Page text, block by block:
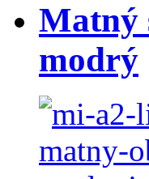
Matný
modrý